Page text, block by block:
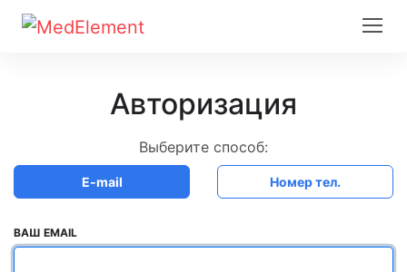
Авторизация
Выберите способ:
E-mail Номер тел.
ВАШ EMAIL